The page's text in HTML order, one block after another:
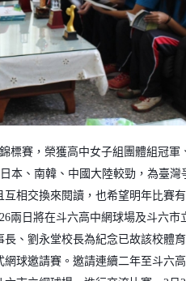
標賽，榮獲高中女子組團體組冠
本、南韓、中國大陸較勁，為臺
相交換來閱讀，也希望明年比賽
26兩日將在斗六高中網球場及斗六
、劉永堂校長為紀念已故該校體
球邀請賽。邀請連續二年至斗六